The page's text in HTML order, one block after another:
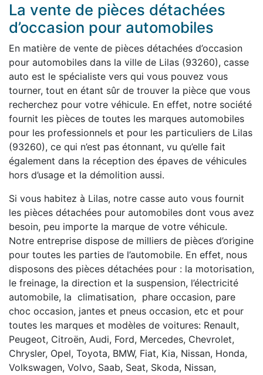
La vente de pièces détachées
d’occasion pour automobiles
En matière de vente de pièces détachées d’occasion
pour automobiles dans la ville de Lilas (93260), casse
auto est le spécialiste vers qui vous pouvez vous
tourner, tout en étant sûr de trouver la pièce que vous
recherchez pour votre véhicule. En effet, notre société
fournit les pièces de toutes les marques automobiles
pour les professionnels et pour les particuliers de Lilas
(93260), ce qui n’est pas étonnant, vu qu’elle fait
également dans la réception des épaves de véhicules
hors d’usage et la démolition aussi.
Si vous habitez à Lilas, notre casse auto vous fournit
les pièces détachées pour automobiles dont vous avez
besoin, peu importe la marque de votre véhicule.
Notre entreprise dispose de milliers de pièces d’origine
pour toutes les parties de l’automobile. En effet, nous
disposons des pièces détachées pour : la motorisation,
le freinage, la direction et la suspension, l’électricité
automobile, la climatisation, phare occasion, pare
choc occasion, jantes et pneus occasion, etc et pour
toutes les marques et modèles de voitures: Renault,
Peugeot, Citroën, Audi, Ford, Mercedes, Chevrolet,
Chrysler, Opel, Toyota, BMW, Fiat, Kia, Nissan, Honda,
Volkswagen, Volvo, Saab, Seat, Skoda, Nissan,